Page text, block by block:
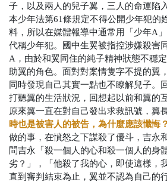
子，以及兩人的兒子翼，三人的命運陷
本少年法第61條規定不得公開少年犯的
料，所以在媒體報導中通常用「少年A
代稱少年犯。國中生翼被指控涉嫌殺害
A ，由於和翼同住的純子精神狀態不穩
助翼的角色。面對對案情隻字不提的翼
同時發現自己其實一點也不瞭解兒子。
打聽翼的生活狀況，回想起以前和翼的
原來翼一直在對自己發出求救訊號，翼
時也是被害人的被告，為什麼應該懺悔 ？
做的事，在憤怒之下謀殺了優斗，吉永
問吉永「殺一個人的心和殺一個人的身
劣？」，「他殺了我的心，即使這樣，
直到審判結束為止，翼並不認為自己的